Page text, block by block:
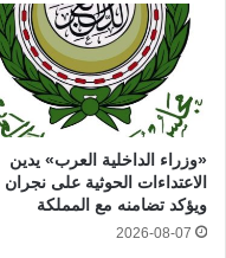
«وزراء الداخلية العرب» يدين
الاعتداءات الحوثية على نجران
ويؤكد تضامنه مع المملكة
2026-08-07